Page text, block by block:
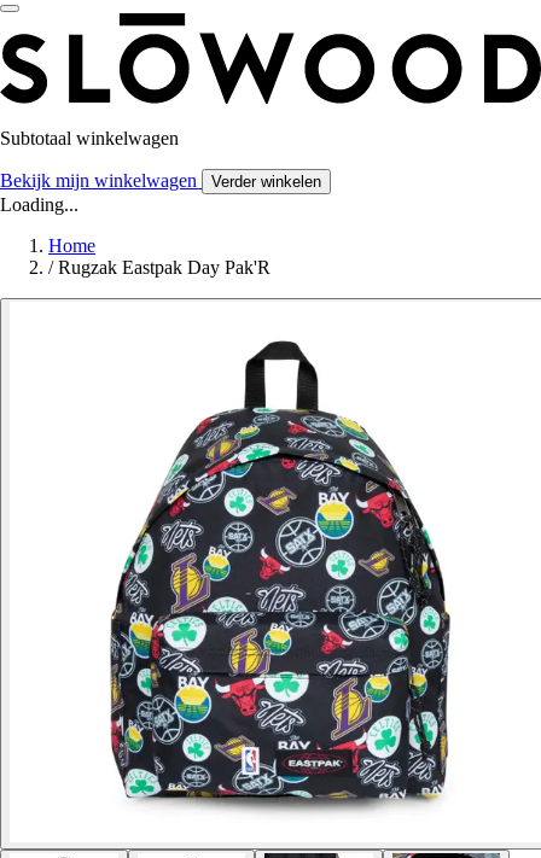
Subtotaal winkelwagen
Bekijk mijn winkelwagen Verder winkelen
Loading...
Home
/ Rugzak Eastpak Day Pak'R